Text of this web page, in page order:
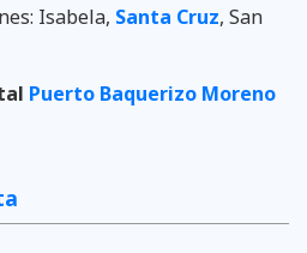
Isabela, Santa Cruz, San
Puerto Baquerizo Moreno